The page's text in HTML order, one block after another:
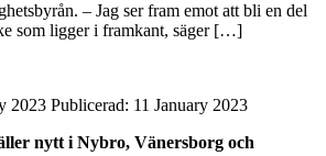
– Jag ser fram emot att bli en del
som ligger i framkant, säger […]
2023 Publicerad: 11 January 2023
nytt i Nybro, Vänersborg och